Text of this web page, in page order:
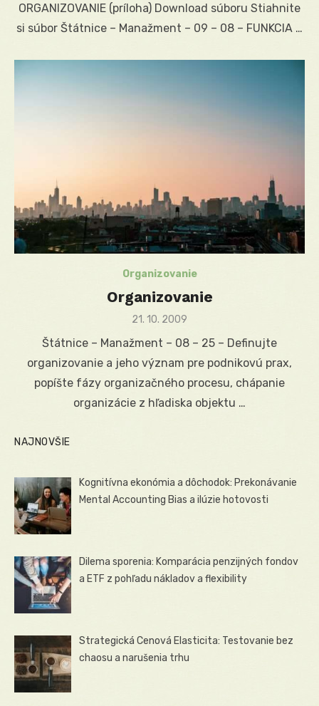
ORGANIZOVANIE (príloha) Download súboru Stiahnite
si súbor Štátnice – Manažment – 09 – 08 – FUNKCIA …
Organizovanie
Organizovanie
Posted
21. 10. 2009
Štátnice – Manažment – 08 – 25 – Definujte
organizovanie a jeho význam pre podnikovú prax,
popíšte fázy organizačného procesu, chápanie
organizácie z hľadiska objektu …
NAJNOVŠIE
Kognitívna ekonómia a dôchodok: Prekonávanie
Mental Accounting Bias a ilúzie hotovosti
Dilema sporenia: Komparácia penzijných fondov
a ETF z pohľadu nákladov a flexibility
Strategická Cenová Elasticita: Testovanie bez
chaosu a narušenia trhu